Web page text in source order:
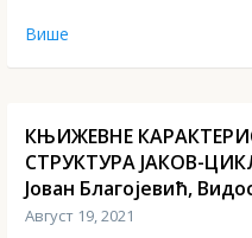
Више
КЊИЖЕВНЕ
СТРУКТУРА ЈАКОВ-
Јован Благојевић,
Август 19, 2021